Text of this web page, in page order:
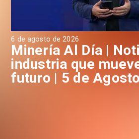
6 de agosto de 2026
Minería Al Día |
industria que
futuro | 5 de